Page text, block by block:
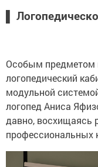
Особым предметом
логопедический
модульной
логопед Аниса
давно, восхищаясь
профессиональных